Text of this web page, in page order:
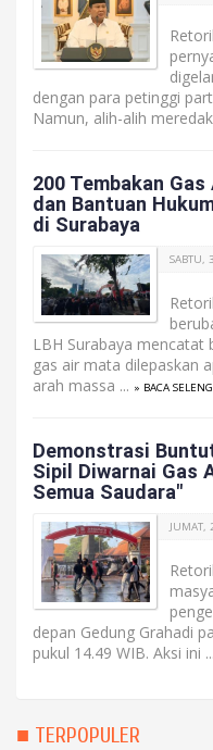
dengan para petinggi
Namun, alih-alih
200 Tembakan
dan Bantuan
di Surabaya
SABTU,
LBH Surabaya mencatat
gas air mata dilepaskan
arah massa ... » BACA
Demonstrasi
Sipil Diwarnai Gas
Semua Saudara"
JUMAT,
depan Gedung Grahadi
pukul 14.49 WIB. Aksi ini ...
■ TERPOPULER